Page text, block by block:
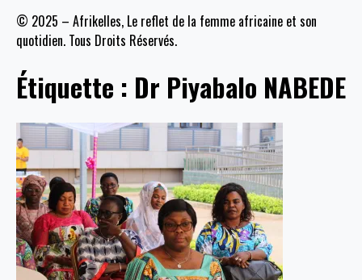
© 2025 – Afrikelles, Le reflet de la femme africaine et son
quotidien. Tous Droits Réservés.
Étiquette : Dr Piyabalo NABEDE